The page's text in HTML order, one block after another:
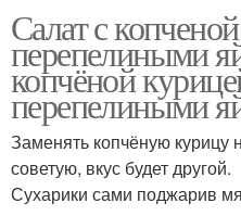
Салат с
перепелиными
копчёной
перепелиными
Заменять копчёную
советую, вкус будет другой.
Сухарики сами поджарив